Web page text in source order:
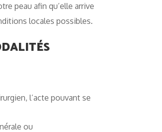
peau afin qu’elle arrive
locales possibles.
l’acte pouvant se
ou